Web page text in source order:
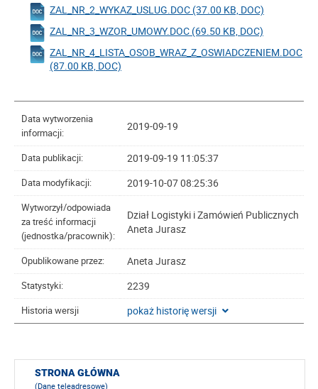
ZAL_NR_2_WYKAZ_USLUG.DOC (37.00 KB, DOC)
ZAL_NR_3_WZOR_UMOWY.DOC (69.50 KB, DOC)
ZAL_NR_4_LISTA_OSOB_WRAZ_Z_OSWIADCZENIEM.DOC
(87.00 KB, DOC)
Data wytworzenia
informacji:
2019-09-19
Data publikacji: 2019-09-19 11:05:37
Data modyfikacji: 2019-10-07 08:25:36
Wytworzył/odpowiada
za treść informacji
(jednostka/pracownik):
Dział Logistyki i Zamówień Publicznych
Aneta Jurasz
Opublikowane przez: Aneta Jurasz
Statystyki: 2239
Historia wersji pokaż historię wersji
STRONA GŁÓWNA
(Dane teleadresowe)